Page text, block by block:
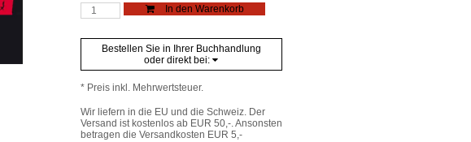
Der
Wiener
1961
Menge
In den Warenkorb
Bestellen Sie in Ihrer Buchhandlung
oder direkt bei:
* Preis inkl. Mehrwertsteuer.
Wir liefern in die EU und die Schweiz. Der
Versand ist kostenlos ab EUR 50,-. Ansonsten
betragen die Versandkosten EUR 5,-